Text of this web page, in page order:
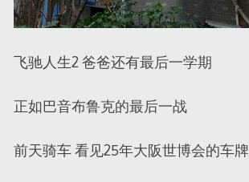
飞驰人生2 爸爸还有最后一学期
正如巴音布鲁克的最后一战
前天骑车 看见25年大阪世博会的车牌